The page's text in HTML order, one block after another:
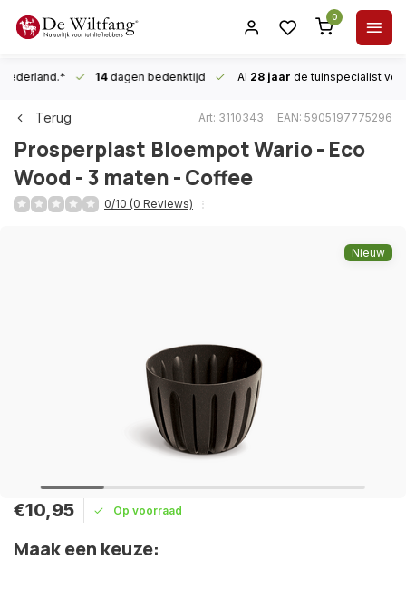
0
14dagen bedenktijd Al 28 jaar de tuinspecialist
Terug Art: 3110343 EAN: 5905197775296
Prosperplast Bloempot Wario - Eco
Wood - 3 maten - Coffee
0/10 (0 Reviews)
Nieuw
€10,95 Op voorraad
Maak een keuze: